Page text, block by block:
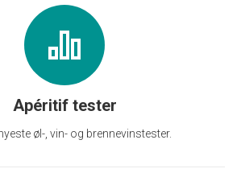
Apéritif tester
øl-, vin- og brennevinstester.